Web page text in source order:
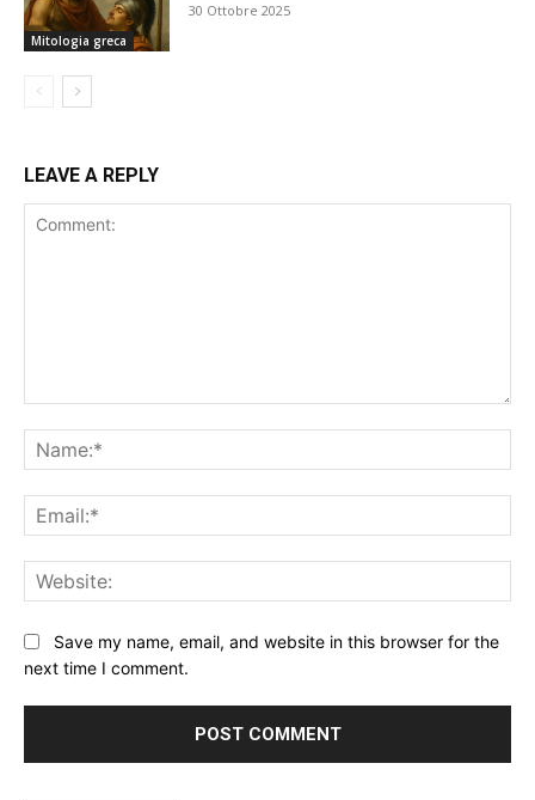
Mitologia greca
30 Ottobre 2025
LEAVE A REPLY
Save my name, email, and website in this browser for the
next time I comment.